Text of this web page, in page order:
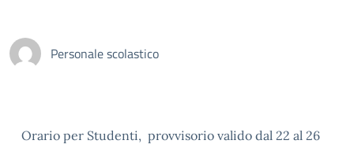
Personale scolastico
Orario per Studenti, provvisorio valido dal 22 al 26